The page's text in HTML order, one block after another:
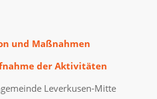
und Maßnahmen
der Aktivitäten
Leverkusen-Mitte